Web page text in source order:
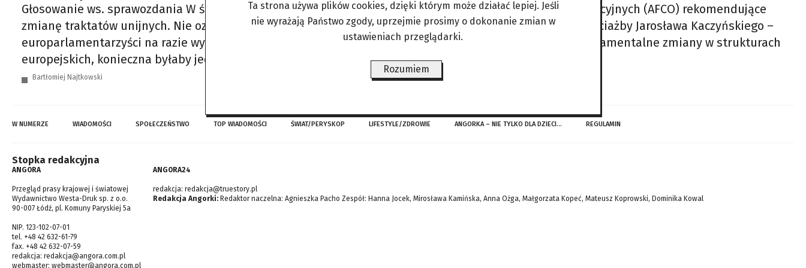
Głosowanie ws. sprawozdania W środę Parlament Europejski przyjął sprawozdanie Komisji Spraw Konstytucyjnych (AFCO) rekomendujące
zmianę traktatów unijnych. Nie oznacza to jeszcze zmian w traktatach. Zaznaczmy, że – wbrew narracji chociażby Jarosława Kaczyńskiego –
europarlamentarzyści na razie wyznaczyli jedynie pewien potencjalny kierunek zmian. Ale aby zaszły fundamentalne zmiany w strukturach
europejskich, konieczna byłaby jednomyślność wszystkich członków
Bartłomiej Najtkowski
W NUMERZE WIADOMOŚCI SPOŁECZEŃSTWO TOP WIADOMOŚCI ŚWIAT/PERYSKOP LIFESTYLE/ZDROWIE ANGORKA – NIE TYLKO DLA DZIECI… REGULAMIN
Stopka redakcyjna
ANGORA
Przegląd prasy krajowej i światowej
Wydawnictwo Westa-Druk sp. z o.o.
90-007 Łódź, pl. Komuny Paryskiej 5a
NIP. 123-102-07-01
tel. +48 42 632-61-79
fax. +48 42 632-07-59
redakcja: redakcja@angora.com.pl
webmaster: webmaster@angora.com.pl
ANGORA24
redakcja: redakcja@truestory.pl
Redakcja Angorki: Redaktor naczelna: Agnieszka Pacho Zespół: Hanna Jocek, Mirosława Kamińska, Anna Ożga, Małgorzata Kopeć, Mateusz Koprowski, Dominika Kowal
Ta strona używa plików cookies, dzięki którym może działać lepiej. Jeśli
nie wyrażają Państwo zgody, uprzejmie prosimy o dokonanie zmian w
ustawieniach przeglądarki.
Rozumiem